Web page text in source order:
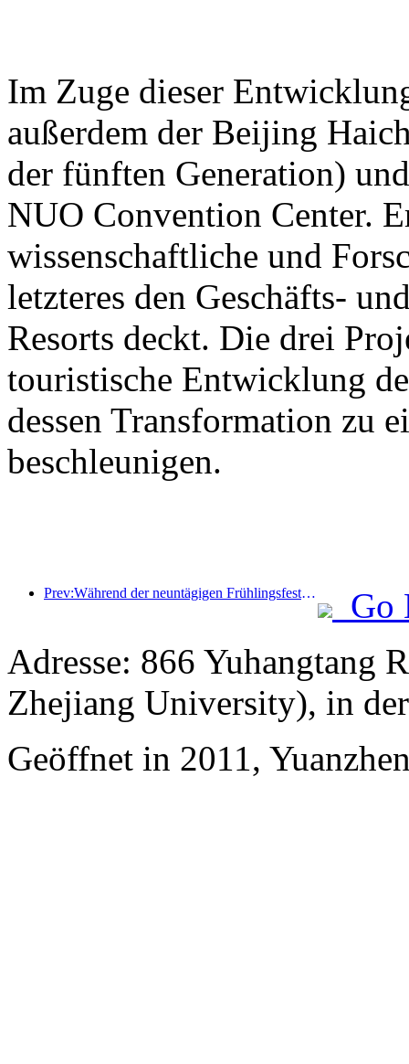
Im Zuge dieser
außerdem der Beijing
der fünften Generation)
NUO Convention Center.
wissenschaftliche und
letzteres den Geschäfts-
Resorts deckt. Die drei
touristische Entwicklung
dessen Transformation zu
beschleunigen.
Prev:Während der neuntägigen Frühlingsfesttage werden voraussichtlich mehr als 18 Millionen Menschen ins Land ein- und ausreisen.
Go
Adresse: 866 Yuhangtang
Zhejiang University), in
Geöffnet in 2011,